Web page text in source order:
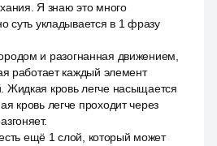
Я знаю это много
суть укладывается в 1 фразу
и разогнанная движением,
работает каждый элемент
Жидкая кровь легче насыщается
кровь легче проходит через
ещё 1 слой, который может